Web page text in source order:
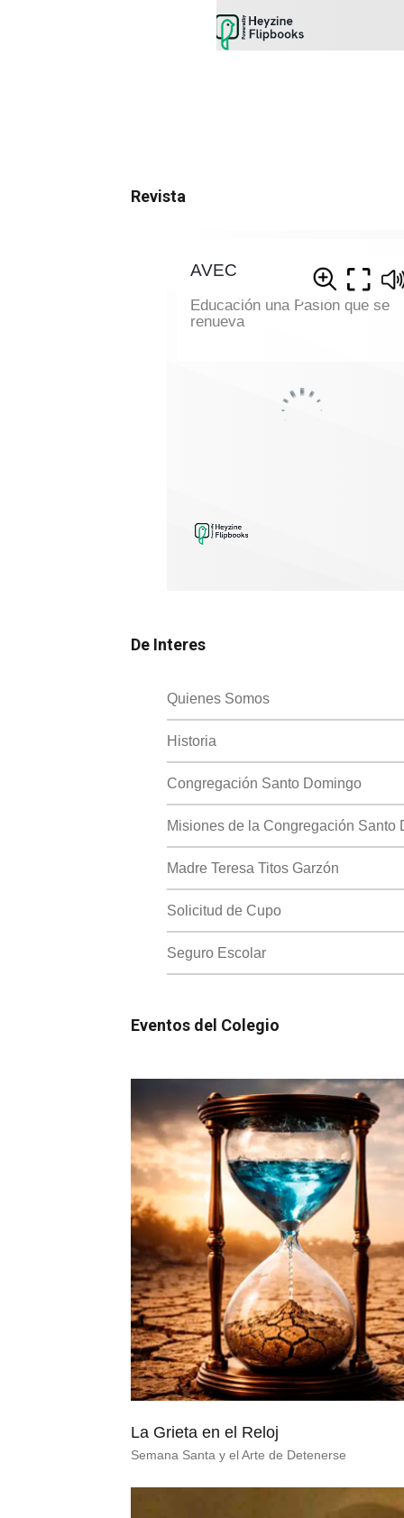
Revista
De Interes
Quienes Somos
Historia
Congregación Santo Domingo
Misiones de la Congregación Santo
Madre Teresa Titos Garzón
Solicitud de Cupo
Seguro Escolar
Eventos del Colegio
La Grieta en el Reloj
Semana Santa y el Arte de Detenerse